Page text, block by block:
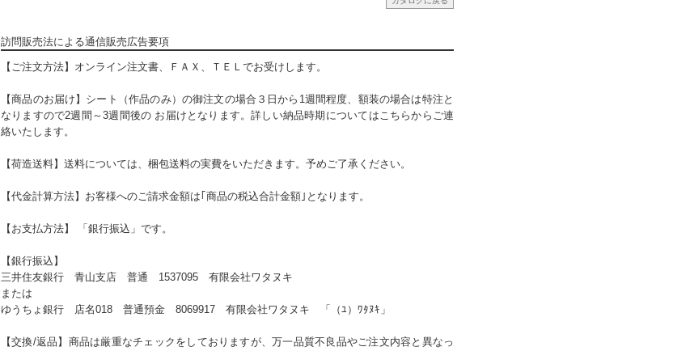
訪問販売法による通信販売広告要項
【ご注文方法】オンライン注文書、ＦＡＸ、ＴＥＬでお受けします。
【商品のお届け】シート（作品のみ）の御注文の場合３日から1週間程度、額装の場合は特注と
なりますので2週間～3週間後の お届けとなります。詳しい納品時期についてはこちらからご連
絡いたします。
【荷造送料】送料については、梱包送料の実費をいただきます。予めご了承ください。
【代金計算方法】お客様へのご請求金額は｢商品の税込合計金額｣となります。
【お支払方法】 「銀行振込」です。
【銀行振込】
三井住友銀行 青山支店 普通 1537095 有限会社ワタヌキ
または
ゆうちょ銀行 店名018 普通預金 8069917 有限会社ワタヌキ 「（ﾕ）ﾜﾀﾇｷ」
【交換/返品】商品は厳重なチェックをしておりますが、万一品質不良品やご注文内容と異なっ